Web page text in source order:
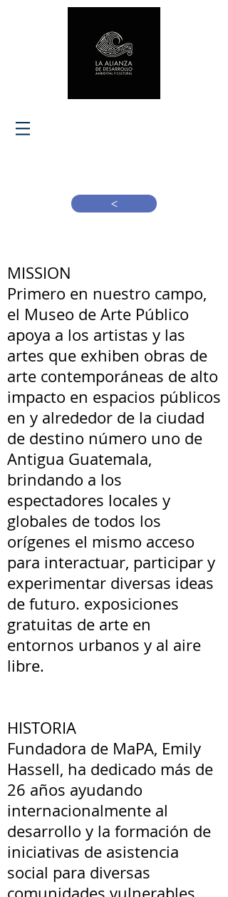
>
MISSION
Primero en nuestro campo,
el Museo de Arte Público
apoya a los artistas y las
artes que exhiben obras de
arte contemporáneas de alto
impacto en espacios públicos
en y alrededor de la ciudad
de destino número uno de
Antigua Guatemala,
brindando a los
espectadores locales y
globales de todos los
orígenes el mismo acceso
para interactuar, participar y
experimentar diversas ideas
de futuro. exposiciones
gratuitas de arte en
entornos urbanos y al aire
libre.
HISTORIA
Fundadora de MaPA, Emily
Hassell, ha dedicado más de
26 años ayudando
internacionalmente al
desarrollo y la formación de
iniciativas de asistencia
social para diversas